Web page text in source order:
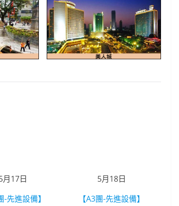
月17日
5月18日
-先進設備】
【A3團-先進設備】